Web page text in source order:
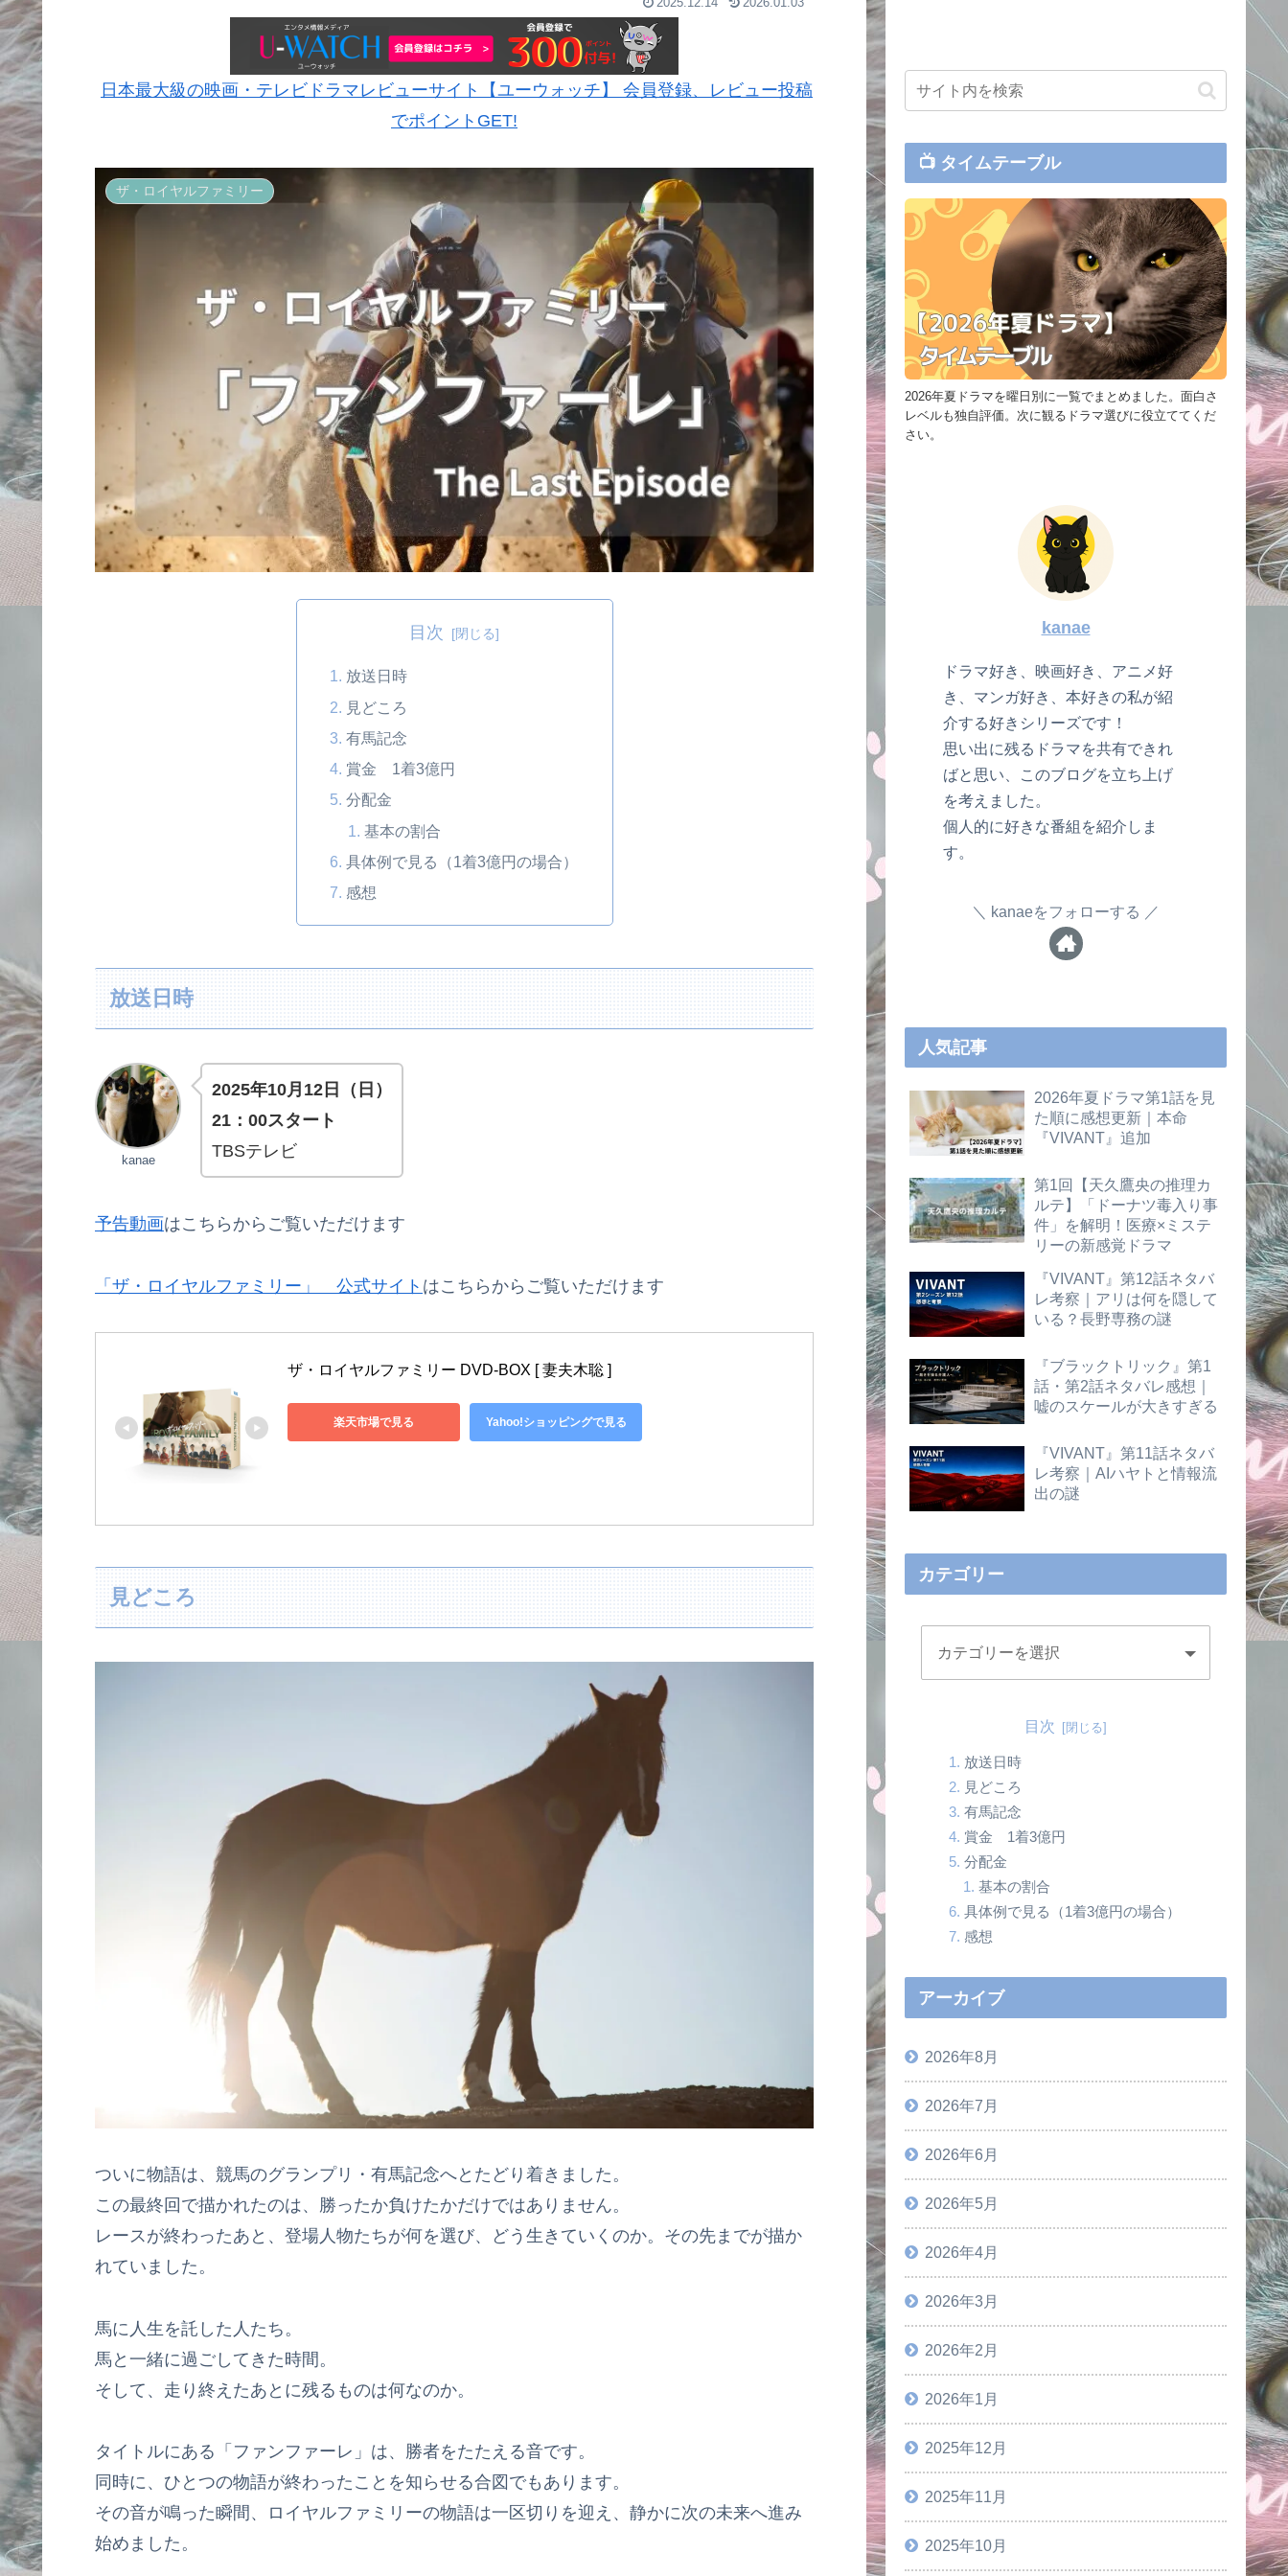
2025.12.14 2026.01.03
日本最大級の映画・テレビドラマレビューサイト【ユーウォッチ】 会員登録、レビュー投稿
でポイントGET!
ザ・ロイヤルファミリー
目次
放送日時
見どころ
有馬記念
賞金 1着3億円
分配金
基本の割合
具体例で見る（1着3億円の場合）
感想
放送日時
kanae
2025年10月12日（日）
21：00スタート
TBSテレビ
予告動画はこちらからご覧いただけます
「ザ・ロイヤルファミリー」 公式サイト はこちらからご覧いただけます
ザ・ロイヤルファミリー DVD-BOX [ 妻夫木聡 ]
楽天市場で見る Yahoo!ショッピングで見る
見どころ
ついに物語は、競馬のグランプリ・有馬記念へとたどり着きました。
この最終回で描かれたのは、勝ったか負けたかだけではありません。
レースが終わったあと、登場人物たちが何を選び、どう生きていくのか。その先までが描か
れていました。
馬に人生を託した人たち。
馬と一緒に過ごしてきた時間。
そして、走り終えたあとに残るものは何なのか。
タイトルにある「ファンファーレ」は、勝者をたたえる音です。
同時に、ひとつの物語が終わったことを知らせる合図でもあります。
その音が鳴った瞬間、ロイヤルファミリーの物語は一区切りを迎え、静かに次の未来へ進み
始めました。
📺 タイムテーブル
2026年夏ドラマを曜日別に一覧でまとめました。面白さ
レベルも独自評価。次に観るドラマ選びに役立ててくだ
さい。
kanae
ドラマ好き、映画好き、アニメ好
き、マンガ好き、本好きの私が紹
介する好きシリーズです！
思い出に残るドラマを共有できれ
ばと思い、このブログを立ち上げ
を考えました。
個人的に好きな番組を紹介しま
す。
kanaeをフォローする
人気記事
2026年夏ドラマ第1話を見
た順に感想更新｜本命
『VIVANT』追加
第1回【天久鷹央の推理カ
ルテ】「ドーナツ毒入り事
件」を解明！医療×ミステ
リーの新感覚ドラマ
『VIVANT』第12話ネタバ
レ考察｜アリは何を隠して
いる？長野専務の謎
『ブラックトリック』第1
話・第2話ネタバレ感想｜
嘘のスケールが大きすぎる
『VIVANT』第11話ネタバ
レ考察｜AIハヤトと情報流
出の謎
カテゴリー
目次
放送日時
見どころ
有馬記念
賞金 1着3億円
分配金
基本の割合
具体例で見る（1着3億円の場合）
感想
アーカイブ
2026年8月
2026年7月
2026年6月
2026年5月
2026年4月
2026年3月
2026年2月
2026年1月
2025年12月
2025年11月
2025年10月